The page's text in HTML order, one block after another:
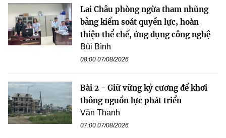
Lai Châu phòng ngừa tham nhũng
bằng kiểm soát quyền lực, hoàn
thiện thể chế, ứng dụng công nghệ
Bùi Bình
08:00 07/08/2026
Bài 2 - Giữ vững kỷ cương để khơi
thông nguồn lực phát triển
Văn Thanh
07:00 07/08/2026